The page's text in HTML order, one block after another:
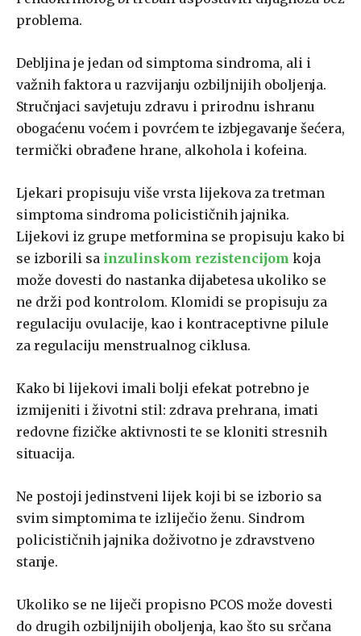
problema.
Debljina je jedan od simptoma sindroma, ali i
važnih faktora u razvijanju ozbiljnijih oboljenja.
Stručnjaci savjetuju zdravu i prirodnu ishranu
obogaćenu voćem i povrćem te izbjegavanje šećera,
termički obrađene hrane, alkohola i kofeina.
Ljekari propisuju više vrsta lijekova za tretman
simptoma sindroma policističnih jajnika.
Lijekovi iz grupe metformina se propisuju kako bi
se izborili sa inzulinskom rezistencijom koja
može dovesti do nastanka dijabetesa ukoliko se
ne drži pod kontrolom. Klomidi se propisuju za
regulaciju ovulacije, kao i kontraceptivne pilule
za regulaciju menstrualnog ciklusa.
Kako bi lijekovi imali bolji efekat potrebno je
izmijeniti i životni stil: zdrava prehrana, imati
redovne fizičke aktivnosti te se kloniti stresnih
situacija.
Ne postoji jedinstveni lijek koji bi se izborio sa
svim simptomima te izliječio ženu. Sindrom
policističnih jajnika doživotno je zdravstveno
stanje.
Ukoliko se ne liječi propisno PCOS može dovesti
do drugih ozbiljnijih oboljenja, kao što su srčana